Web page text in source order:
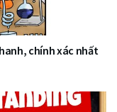
chính xác nhất